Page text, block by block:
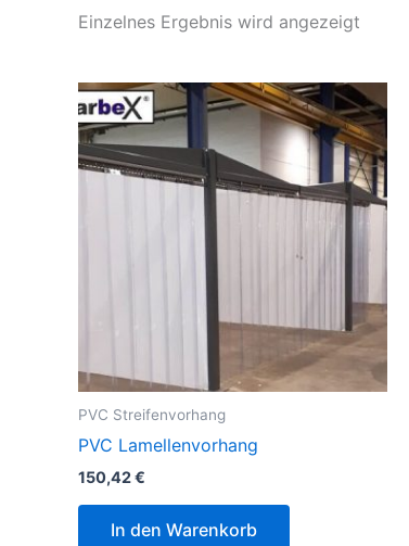
Einzelnes Ergebnis wird angezeigt
PVC Streifenvorhang
PVC Lamellenvorhang
150,42€
In den Warenkorb